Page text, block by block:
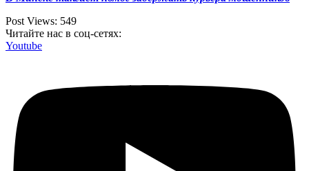
Post Views: 549
Читайте нас в соц-сетях:
Youtube